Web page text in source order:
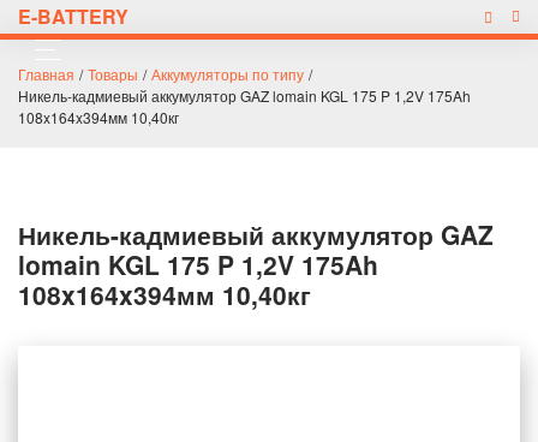
E-BATTERY
Главная / Товары / Аккумуляторы по типу /
Никель-кадмиевый аккумулятор GAZ lomain KGL 175 P 1,2V 175Ah
108x164x394мм 10,40кг
Никель-кадмиевый аккумулятор GAZ
lomain KGL 175 P 1,2V 175Ah
108x164x394мм 10,40кг